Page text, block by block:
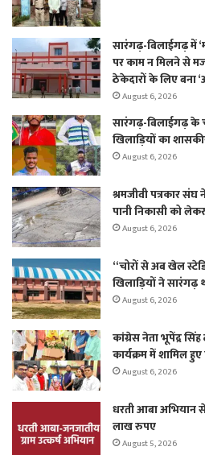
सारंगढ़-बिलाईगढ़ में
पर काम न मिलने से
ठेकेदारों के लिए बना
August 6, 2026
सारंगढ़-बिलाईगढ़ के
खिलाड़ियों का
August 6, 2026
श्रमजीवी पत्रकार संघ
पानी निकासी को
August 6, 2026
“चोरों से अब खेल
खिलाड़ियों ने सारंगढ़
August 6, 2026
कांग्रेस नेता भूपेंद्र
कार्यक्रम में शामिल
August 6, 2026
धरती आबा अभियान
लाख रुपए
August 5, 2026